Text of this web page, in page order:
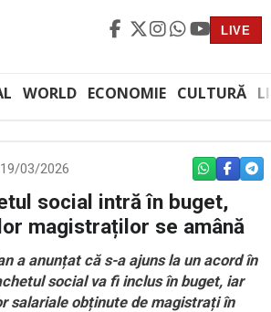
LIVE
WORLD ECONOMIE CULTURĂ
03/2026 WHATSAPP
social intră în buget,
magistraților se amână
a anunțat că s-a ajuns la un acord în
social va fi inclus în buget, iar
salariale obținute de magistrați în